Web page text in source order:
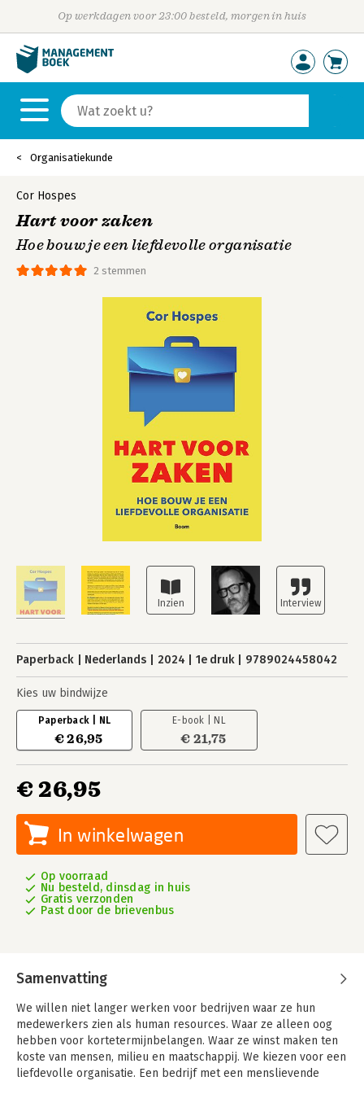
Op werkdagen voor 23:00 besteld, morgen in huis
Organisatiekunde
2 stemmen
Cor Hospes
Hart voor zaken
Hoe bouw je een liefdevolle organisatie
Paperback Nederlands 2024 1e druk 9789024458042
Kies uw bindwijze
Paperback | NL
€ 26,95
E-book | NL
€ 21,75
€ 26,95
In winkelwagen
Op voorraad
Nu besteld, dinsdag in huis
Gratis verzonden
Past door de brievenbus
Samenvatting
We willen niet langer werken voor bedrijven waar ze hun
medewerkers zien als human resources. Waar ze alleen oog
hebben voor kortetermijnbelangen. Waar ze winst maken ten
koste van mensen, milieu en maatschappij. We kiezen voor een
liefdevolle organisatie. Een bedrijf met een menslievende